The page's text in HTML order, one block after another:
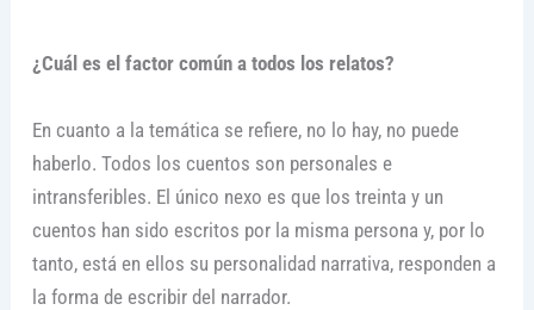
¿Cuál es el factor común a todos los relatos?
En cuanto a la temática se refiere, no lo hay, no puede
haberlo. Todos los cuentos son personales e
intransferibles. El único nexo es que los treinta y un
cuentos han sido escritos por la misma persona y, por lo
tanto, está en ellos su personalidad narrativa, responden a
la forma de escribir del narrador.